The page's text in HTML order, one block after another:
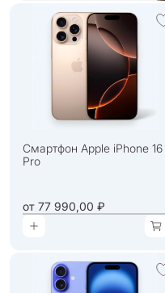
Смартфон Apple iPhone 16
Pro
от 77 990,00 ₽